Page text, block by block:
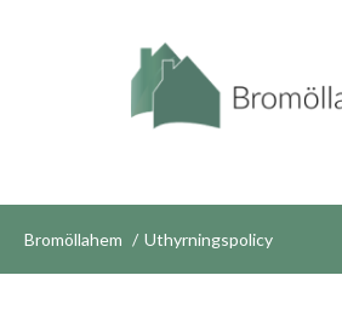
Bromöllahem Uthyrningspolicy